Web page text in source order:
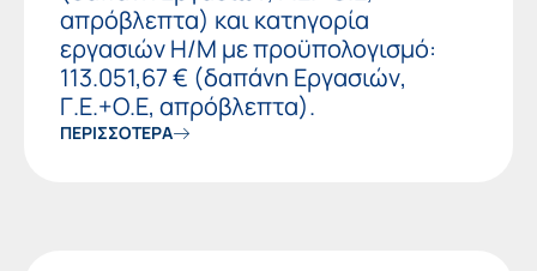
απρόβλεπτα) και κατηγορία
εργασιών Η/Μ με προϋπολογισμό:
113.051,67 € (δαπάνη Εργασιών,
Γ.Ε.+Ο.Ε, απρόβλεπτα).
ΠΕΡΙΣΣΟΤΕΡΑ